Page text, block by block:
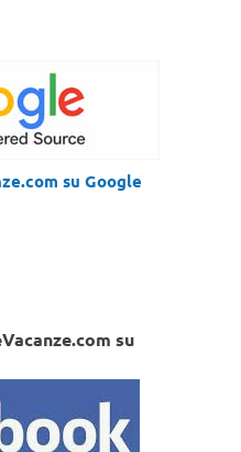
su Google
su